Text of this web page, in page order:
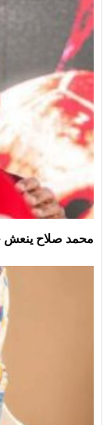
محمد صلاح ينعش